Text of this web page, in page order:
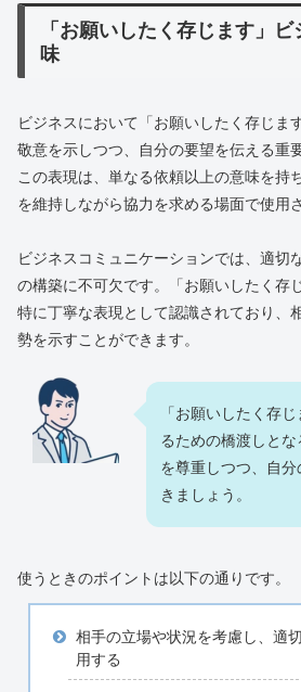
「お願いしたく存じます」
味
ビジネスにおいて「お願いしたく存じま
敬意を示しつつ、自分の要望を伝える重
この表現は、単なる依頼以上の意味を持
を維持しながら協力を求める場面で使用
ビジネスコミュニケーションでは、適切
の構築に不可欠です。「お願いしたく存
特に丁寧な表現として認識されており、
勢を示すことができます。
「お願いしたく存
るための橋渡しと
を尊重しつつ、自
きましょう。
使うときのポイントは以下の通りです。
相手の立場や状況を考慮し、適
用する